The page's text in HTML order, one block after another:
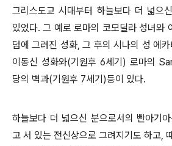
그리스도교 시대부터 하늘보다 더 넓으
있었다. 그 예로 로마의 코모딜라 성녀와
덤에 그려진 성화, 그 후의 시나의 성 에
이동신 성화와(기원후 6세기) 로마의
당의 벽과(기원후 7세기)등이 있다.
하늘보다 더 넓으신 분으로서의 빤아기
고 서 있는 전신상으로 그려지기도 하고,